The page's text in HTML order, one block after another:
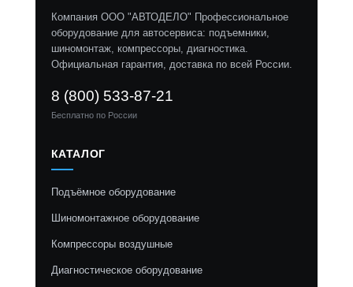
Компания ООО "АВТОДЕЛО" Профессиональное
оборудование для автосервиса: подъемники,
шиномонтаж, компрессоры, диагностика.
Официальная гарантия, доставка по всей России.
8 (800) 533-87-21
Бесплатно по России
КАТАЛОГ
Подъёмное оборудование
Шиномонтажное оборудование
Компрессоры воздушные
Диагностическое оборудование